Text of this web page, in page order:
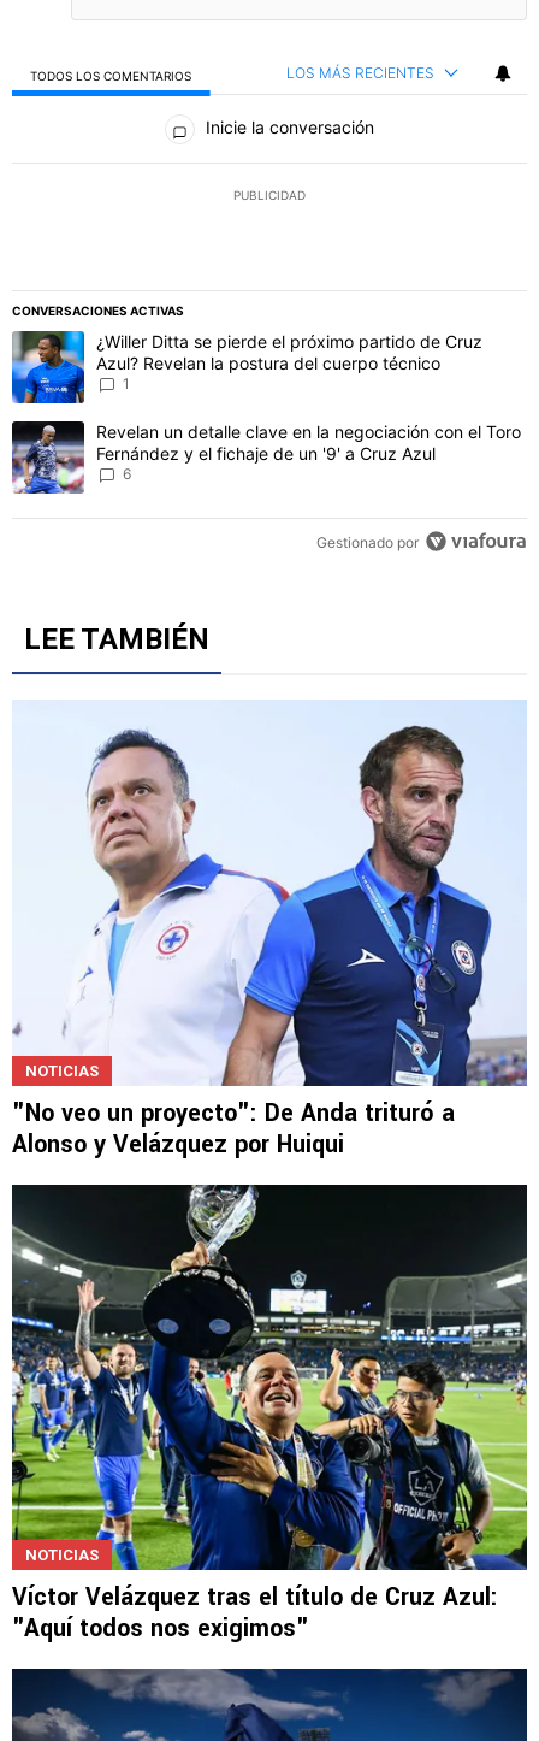
TODOS LOS COMENTARIOS LOS MÁS RECIENTES
Todos los comentarios
Inicie la conversación
PUBLICIDAD
CONVERSACIONES ACTIVAS
Este listado muestra los artículos con más comentarios en los
Un artículo de tendencia con el título "¿Willer Ditta se pierde el
¿Willer Ditta se pierde el próximo partido de Cruz
Azul? Revelan la postura del cuerpo técnico
1
Un artículo de tendencia con el título "Revelan un detalle clave
Revelan un detalle clave en la negociación con el Toro
Fernández y el fichaje de un '9' a Cruz Azul
6
Gestionado por
LEE TAMBIÉN
NOTICIAS
"No veo un proyecto": De Anda trituró a
Alonso y Velázquez por Huiqui
NOTICIAS
Víctor Velázquez tras el título de Cruz Azul:
"Aquí todos nos exigimos"